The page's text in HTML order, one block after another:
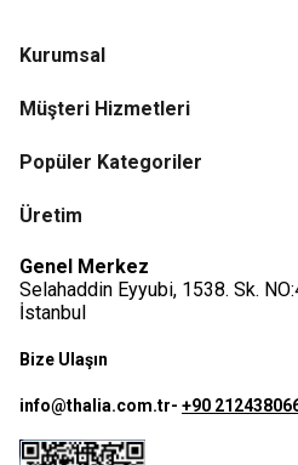
Kurumsal
Müşteri Hizmetleri
Popüler Kategoriler
Üretim
Genel Merkez
Selahaddin Eyyubi, 1538. Sk.
İstanbul
Bize Ulaşın
info@thalia.com.tr- +90